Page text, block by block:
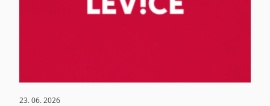
23. 06. 2026